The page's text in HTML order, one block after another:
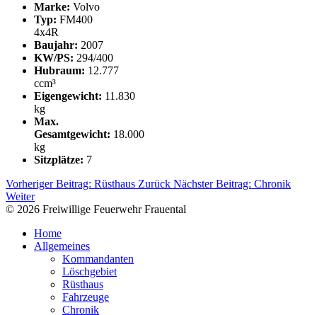
Marke: Volvo
Typ: FM400
4x4R
Baujahr: 2007
KW/PS: 294/400
Hubraum: 12.777
ccm³
Eigengewicht: 11.830
kg
Max.
Gesamtgewicht: 18.000
kg
Sitzplätze: 7
Vorheriger Beitrag: Rüsthaus Zurück Nächster Beitrag: Chronik
Weiter
© 2026 Freiwillige Feuerwehr Frauental
Home
Allgemeines
Kommandanten
Löschgebiet
Rüsthaus
Fahrzeuge
Chronik